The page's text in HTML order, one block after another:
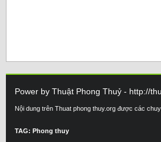
Power by Thuật Phong Thuỷ - http://
Nội dung trên Thuat phong thuy.org được các
TAG: Phong thuy